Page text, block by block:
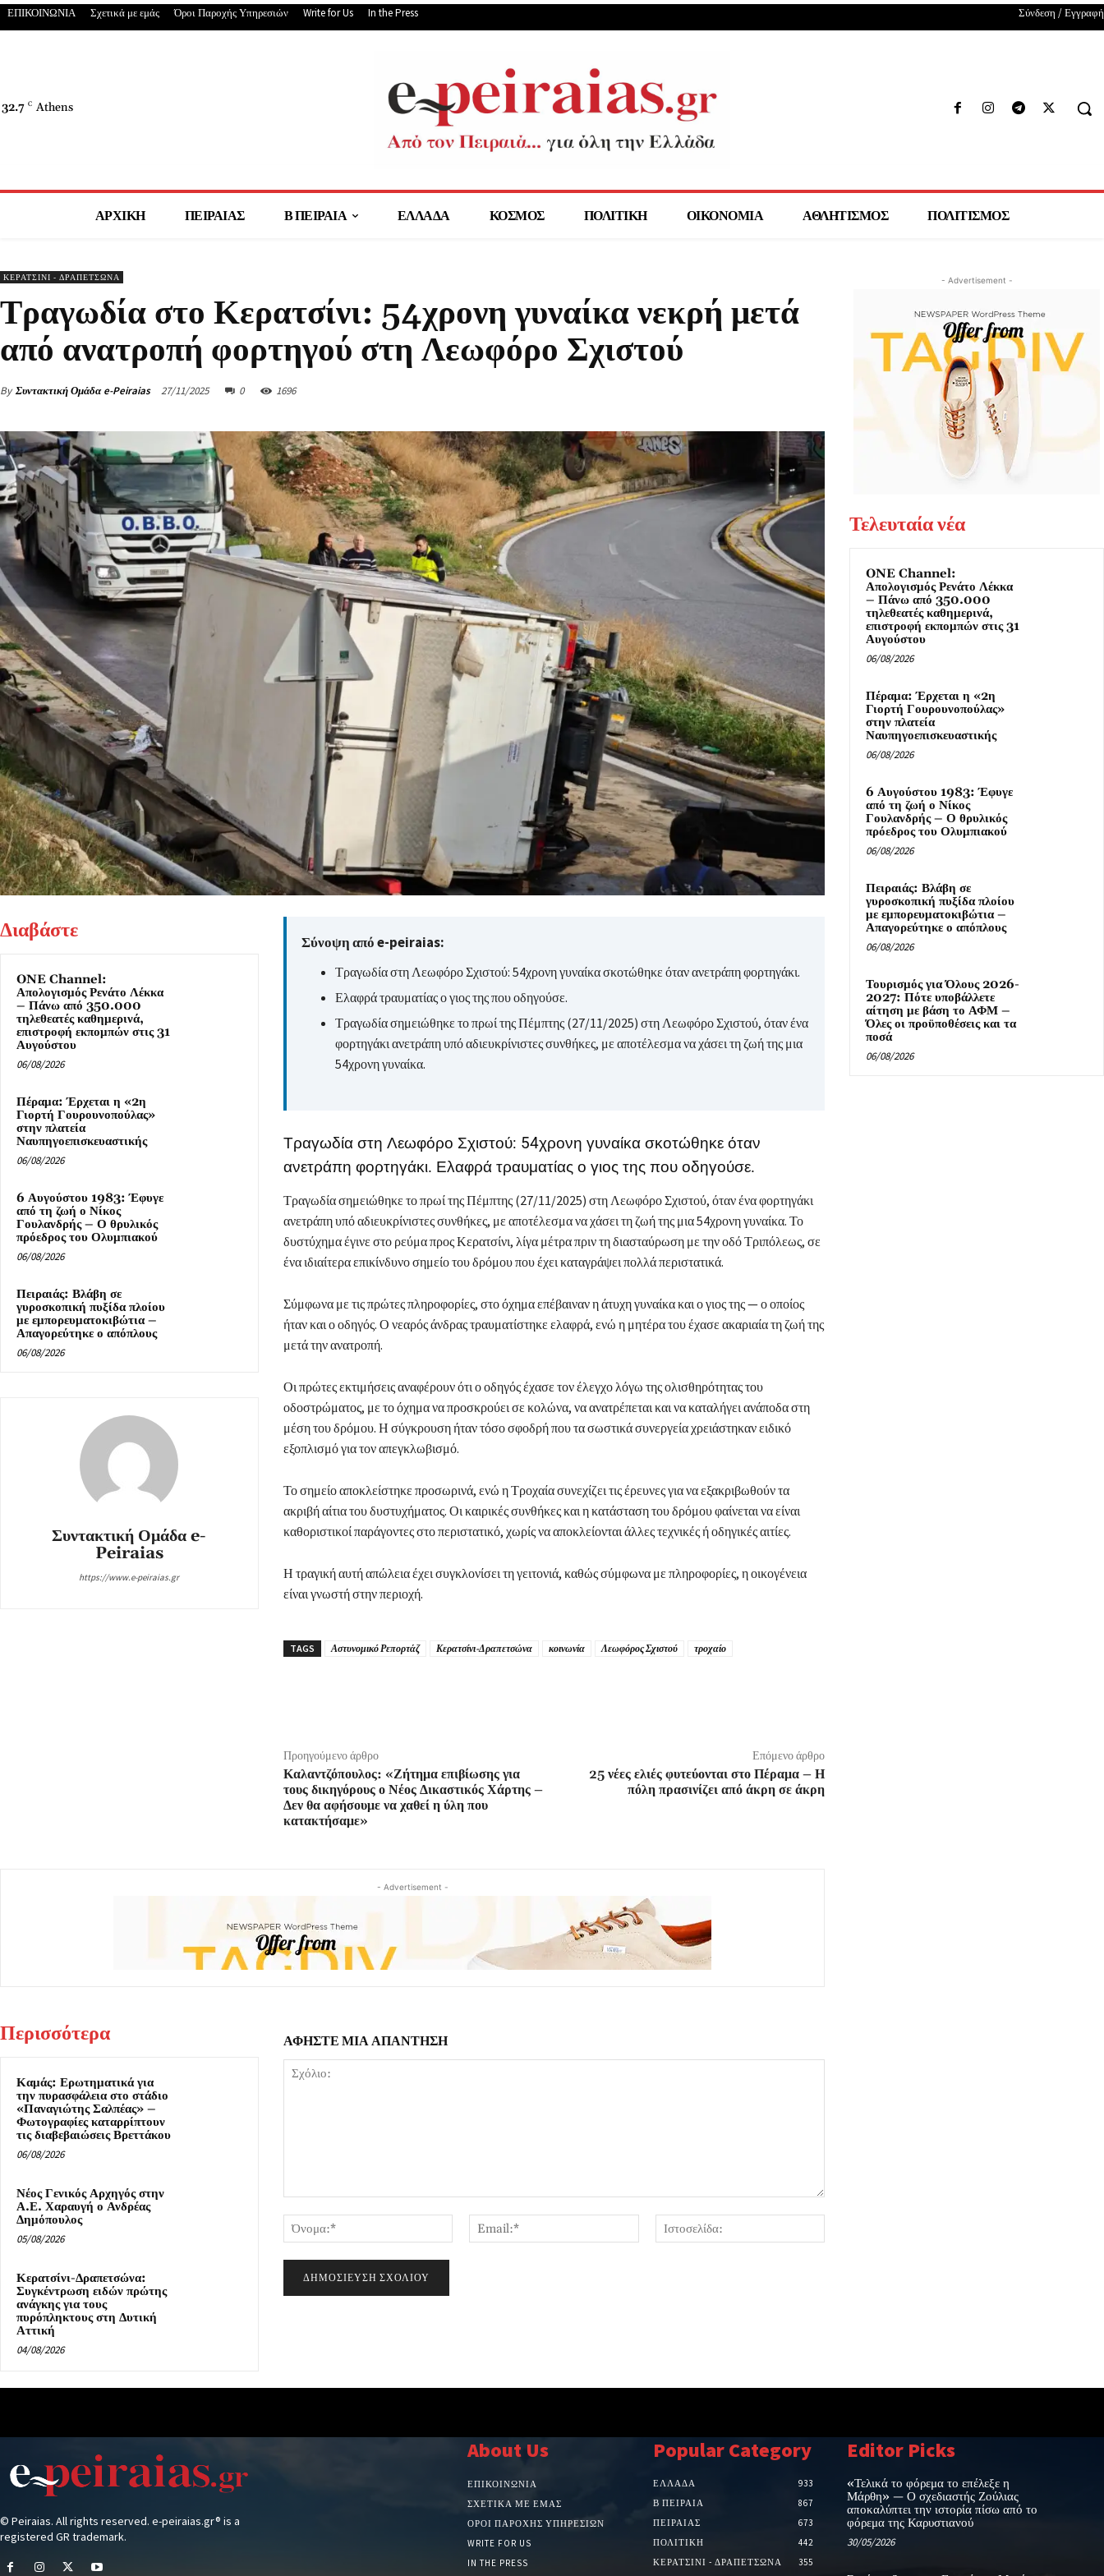
ΕΠΙΚΟΙΝΩΝΙΑ Σχετικά με εμάς Όροι Παροχής Υπηρεσιών Write for Us In the Press Σύνδεση / Εγγραφή
32.7 C Athens
ΑΡΧΙΚΗ ΠΕΙΡΑΙΑΣ Β ΠΕΙΡΑΙΑ ΕΛΛΑΔΑ ΚΟΣΜΟΣ ΠΟΛΙΤΙΚΗ ΟΙΚΟΝΟΜΙΑ ΑΘΛΗΤΙΣΜΟΣ ΠΟΛΙΤΙΣΜΟΣ
ΚΕΡΑΤΣΙΝΙ - ΔΡΑΠΕΤΣΩΝΑ
Τραγωδία στο Κερατσίνι: 54χρονη γυναίκα νεκρή μετά
από ανατροπή φορτηγού στη Λεωφόρο Σχιστού
By Συντακτική Ομάδα e-Peiraias 27/11/2025 0 1696
Διαβάστε
ONE Channel:
Απολογισμός Ρενάτο Λέκκα
– Πάνω από 350.000
τηλεθεατές καθημερινά,
επιστροφή εκπομπών στις 31
Αυγούστου
06/08/2026
Πέραμα: Έρχεται η «2η
Γιορτή Γουρουνοπούλας»
στην πλατεία
Ναυπηγοεπισκευαστικής
06/08/2026
6 Αυγούστου 1983: Έφυγε
από τη ζωή ο Νίκος
Γουλανδρής – Ο θρυλικός
πρόεδρος του Ολυμπιακού
06/08/2026
Πειραιάς: Βλάβη σε
γυροσκοπική πυξίδα πλοίου
με εμπορευματοκιβώτια –
Απαγορεύτηκε ο απόπλους
06/08/2026
Συντακτική Ομάδα e-
Peiraias
https://www.e-peiraias.gr
Σύνοψη από e-peiraias:
Τραγωδία στη Λεωφόρο Σχιστού: 54χρονη γυναίκα σκοτώθηκε όταν ανετράπη φορτηγάκι.
Ελαφρά τραυματίας ο γιος της που οδηγούσε.
Τραγωδία σημειώθηκε το πρωί της Πέμπτης (27/11/2025) στη Λεωφόρο Σχιστού, όταν ένα
φορτηγάκι ανετράπη υπό αδιευκρίνιστες συνθήκες, με αποτέλεσμα να χάσει τη ζωή της μια
54χρονη γυναίκα.
Τραγωδία στη Λεωφόρο Σχιστού: 54χρονη γυναίκα σκοτώθηκε όταν
ανετράπη φορτηγάκι. Ελαφρά τραυματίας ο γιος της που οδηγούσε.
Τραγωδία σημειώθηκε το πρωί της Πέμπτης (27/11/2025) στη Λεωφόρο Σχιστού, όταν ένα φορτηγάκι
ανετράπη υπό αδιευκρίνιστες συνθήκες, με αποτέλεσμα να χάσει τη ζωή της μια 54χρονη γυναίκα. Το
δυστύχημα έγινε στο ρεύμα προς Κερατσίνι, λίγα μέτρα πριν τη διασταύρωση με την οδό Τριπόλεως, σε
ένα ιδιαίτερα επικίνδυνο σημείο του δρόμου που έχει καταγράψει πολλά περιστατικά.
Σύμφωνα με τις πρώτες πληροφορίες, στο όχημα επέβαιναν η άτυχη γυναίκα και ο γιος της — ο οποίος
ήταν και ο οδηγός. Ο νεαρός άνδρας τραυματίστηκε ελαφρά, ενώ η μητέρα του έχασε ακαριαία τη ζωή της
μετά την ανατροπή.
Οι πρώτες εκτιμήσεις αναφέρουν ότι ο οδηγός έχασε τον έλεγχο λόγω της ολισθηρότητας του
οδοστρώματος, με το όχημα να προσκρούει σε κολώνα, να ανατρέπεται και να καταλήγει ανάποδα στη
μέση του δρόμου. Η σύγκρουση ήταν τόσο σφοδρή που τα σωστικά συνεργεία χρειάστηκαν ειδικό
εξοπλισμό για τον απεγκλωβισμό.
Το σημείο αποκλείστηκε προσωρινά, ενώ η Τροχαία συνεχίζει τις έρευνες για να εξακριβωθούν τα
ακριβή αίτια του δυστυχήματος. Οι καιρικές συνθήκες και η κατάσταση του δρόμου φαίνεται να είναι
καθοριστικοί παράγοντες στο περιστατικό, χωρίς να αποκλείονται άλλες τεχνικές ή οδηγικές αιτίες.
Η τραγική αυτή απώλεια έχει συγκλονίσει τη γειτονιά, καθώς σύμφωνα με πληροφορίες, η οικογένεια
είναι γνωστή στην περιοχή.
TAGS Αστυνομικό Ρεπορτάζ Κερατσίνι-Δραπετσώνα κοινωνία Λεωφόρος Σχιστού τροχαίο
Προηγούμενο άρθρο
Καλαντζόπουλος: «Ζήτημα επιβίωσης για
τους δικηγόρους ο Νέος Δικαστικός Χάρτης –
Δεν θα αφήσουμε να χαθεί η ύλη που
κατακτήσαμε»
Επόμενο άρθρο
25 νέες ελιές φυτεύονται στο Πέραμα – Η
πόλη πρασινίζει από άκρη σε άκρη
- Advertisement -
Περισσότερα
Καμάς: Ερωτηματικά για
την πυρασφάλεια στο στάδιο
«Παναγιώτης Σαλπέας» –
Φωτογραφίες καταρρίπτουν
τις διαβεβαιώσεις Βρεττάκου
06/08/2026
Νέος Γενικός Αρχηγός στην
Α.Ε. Χαραυγή ο Ανδρέας
Δημόπουλος
05/08/2026
Κερατσίνι-Δραπετσώνα:
Συγκέντρωση ειδών πρώτης
ανάγκης για τους
πυρόπληκτους στη Δυτική
Αττική
04/08/2026
ΑΦΗΣΤΕ ΜΙΑ ΑΠΑΝΤΗΣΗ
Όνομα:*
Email:*
- Advertisement -
Τελευταία νέα
ONE Channel:
Απολογισμός Ρενάτο Λέκκα
– Πάνω από 350.000
τηλεθεατές καθημερινά,
επιστροφή εκπομπών στις 31
Αυγούστου
06/08/2026
Πέραμα: Έρχεται η «2η
Γιορτή Γουρουνοπούλας»
στην πλατεία
Ναυπηγοεπισκευαστικής
06/08/2026
6 Αυγούστου 1983: Έφυγε
από τη ζωή ο Νίκος
Γουλανδρής – Ο θρυλικός
πρόεδρος του Ολυμπιακού
06/08/2026
Πειραιάς: Βλάβη σε
γυροσκοπική πυξίδα πλοίου
με εμπορευματοκιβώτια –
Απαγορεύτηκε ο απόπλους
06/08/2026
Τουρισμός για Όλους 2026-
2027: Πότε υποβάλλετε
αίτηση με βάση το ΑΦΜ –
Όλες οι προϋποθέσεις και τα
ποσά
06/08/2026
© Peiraias. All rights reserved. e-peiraias.gr® is a
registered GR trademark.
About Us
ΕΠΙΚΟΙΝΩΝΙΑ
ΣΧΕΤΙΚΆ ΜΕ ΕΜΆΣ
ΌΡΟΙ ΠΑΡΟΧΉΣ ΥΠΗΡΕΣΙΏΝ
WRITE FOR US
IN THE PRESS
Popular Category
ΕΛΛΑΔΑ
933
Β ΠΕΙΡΑΙΑ
867
ΠΕΙΡΑΙΑΣ
673
ΠΟΛΙΤΙΚΗ
442
ΚΕΡΑΤΣΙΝΙ - ΔΡΑΠΕΤΣΩΝΑ
355
Editor Picks
«Τελικά το φόρεμα το επέλεξε η
Μάρθη» — Ο σχεδιαστής Ζούλιας
αποκαλύπτει την ιστορία πίσω από το
φόρεμα της Καρυστιανού
30/05/2026